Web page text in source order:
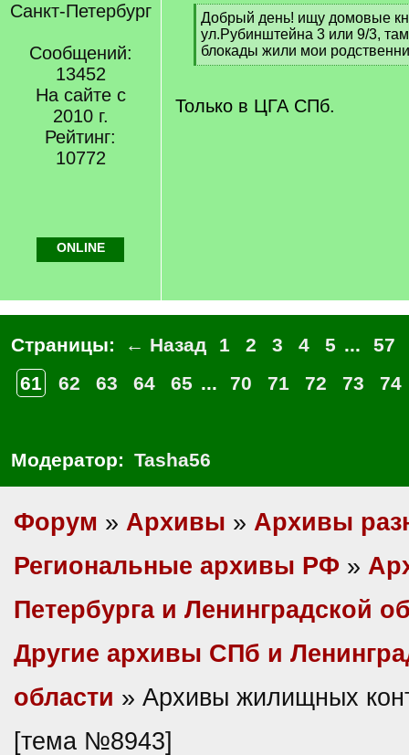
Санкт-Петербург
Сообщений:
13452
На сайте с
2010 г.
Рейтинг:
10772
[
q
]
Добрый день! ищу домовые
ул.Рубинштейна 3 или 9/3,
блокады жили мои
[
q
]
Только в ЦГА СПб.
ONLINE
Страницы: ← Назад 1 2 3 4 5 ...
57
61
62 63 64 65 ... 70 71 72 73 74
Модератор: Tasha56
Форум » Архивы » Архивы
Региональные архивы РФ »
Петербурга и Ленинградской
Другие архивы СПб и
области » Архивы жилищных
[тема №8943]